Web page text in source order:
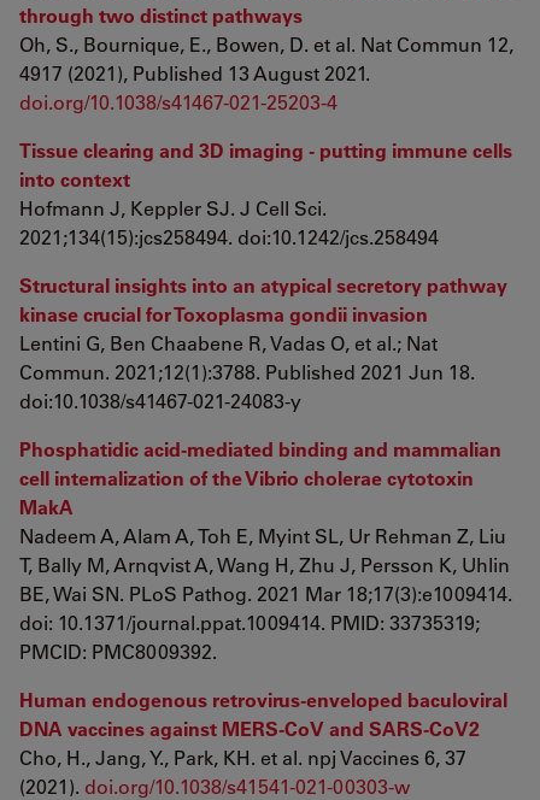
through two distinct pathways
Oh, S., Bournique, E., Bowen, D. et al. Nat Commun 12,
4917 (2021), Published 13 August 2021.
doi.org/10.1038/s41467-021-25203-4
Tissue clearing and 3D imaging - putting immune cells
into context
Hofmann J, Keppler SJ. J Cell Sci.
2021;134(15):jcs258494. doi:10.1242/jcs.258494
Structural insights into an atypical secretory pathway
kinase crucial for Toxoplasma gondii invasion
Lentini G, Ben Chaabene R, Vadas O, et al.; Nat
Commun. 2021;12(1):3788. Published 2021 Jun 18.
doi:10.1038/s41467-021-24083-y
Phosphatidic acid-mediated binding and mammalian
cell internalization of the Vibrio cholerae cytotoxin
MakA
Nadeem A, Alam A, Toh E, Myint SL, Ur Rehman Z, Liu
T, Bally M, Arnqvist A, Wang H, Zhu J, Persson K, Uhlin
BE, Wai SN. PLoS Pathog. 2021 Mar 18;17(3):e1009414.
doi: 10.1371/journal.ppat.1009414. PMID: 33735319;
PMCID: PMC8009392.
Human endogenous retrovirus-enveloped baculoviral
DNA vaccines against MERS-CoV and SARS-CoV2
Cho, H., Jang, Y., Park, KH. et al. npj Vaccines 6, 37
(2021). doi.org/10.1038/s41541-021-00303-w